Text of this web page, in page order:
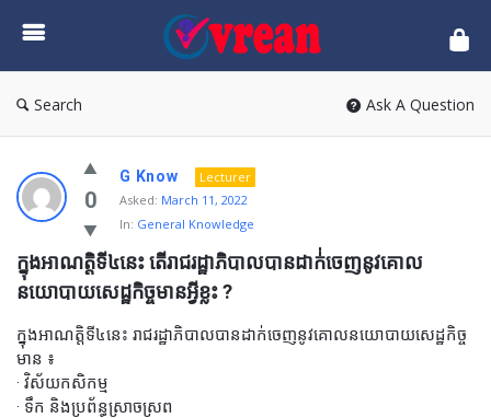
vrean.com
Search Ask A Question
0
G Know
Lecturer
Asked: March 11, 2022
In: General Knowledge
ក្នុងអាណត្តិទី៤នេះ តើរាជរដ្ឋាភិបាលបានដាក់់ចេញនូវគោល
នយោបាយសេដ្ឋកិច្ចមានអ្វីខ្លះ ?
ក្នុងអាណត្តិទី៤នេះ រាជរដ្ឋាភិបាលបានដាក់ចេញនូវគោលនយោបាយសេដ្ឋកិច្ច
មាន ៖
· វិស័យកសិកម្ម
· ទឹក និងប្រព័ន្ធស្រាចស្រព